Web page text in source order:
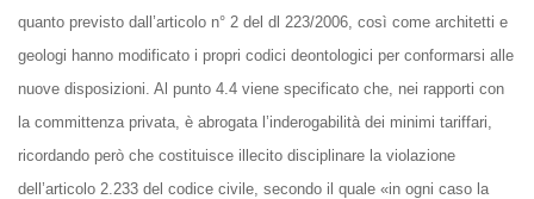
quanto previsto dall’articolo n° 2 del dl 223/2006, così come architetti e
geologi hanno modificato i propri codici deontologici per conformarsi alle
nuove disposizioni. Al punto 4.4 viene specificato che, nei rapporti con
la committenza privata, è abrogata l’inderogabilità dei minimi tariffari,
ricordando però che costituisce illecito disciplinare la violazione
dell’articolo 2.233 del codice civile, secondo il quale «in ogni caso la